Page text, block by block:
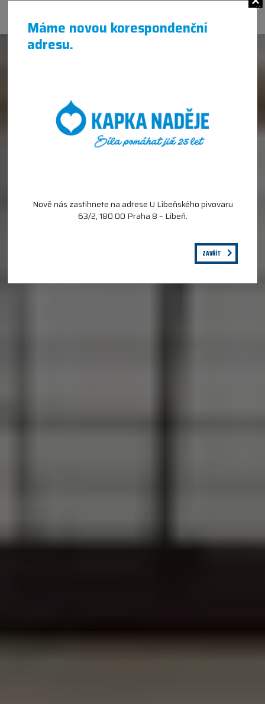
Máme novou korespondenční
adresu.
×
Nově nás zastihnete na adrese U Libeňského pivovaru
63/2, 180 00 Praha 8 – Libeň.
ZAVŘÍT